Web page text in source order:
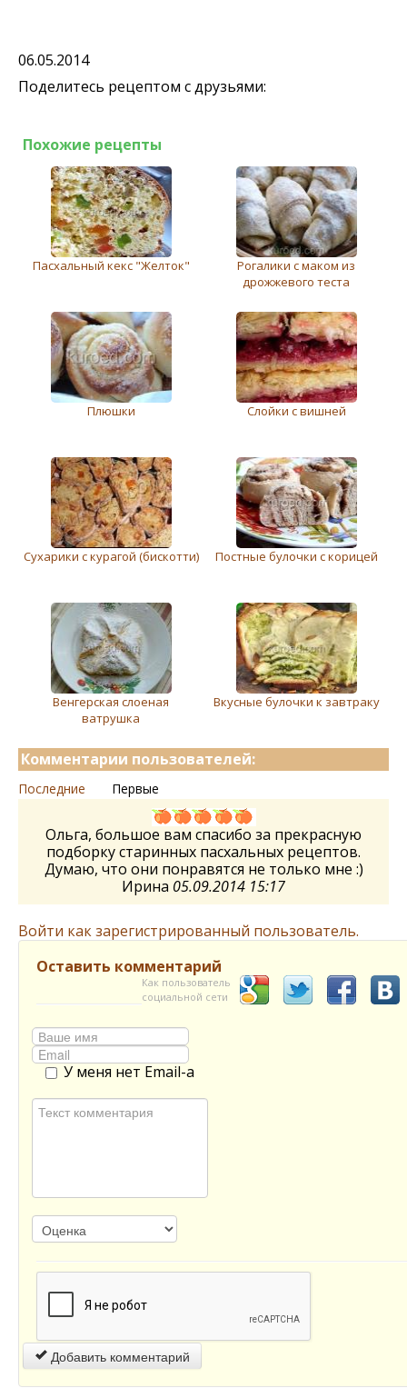
06.05.2014
Поделитесь рецептом с друзьями:
Похожие рецепты
Пасхальный кекс "Желток"
Рогалики с маком из
дрожжевого теста
Плюшки Слойки с вишней
Сухарики с курагой (бискотти) Постные булочки с корицей
Венгерская слоеная
ватрушка
Вкусные булочки к завтраку
Комментарии пользователей:
Последние Первые
Ольга, большое вам спасибо за прекрасную
подборку старинных пасхальных рецептов.
Думаю, что они понравятся не только мне :)
Ирина 05.09.2014 15:17
Войти как зарегистрированный пользователь.
Оставить комментарий
Как пользователь
социальной сети
У меня нет Email-а
Добавить комментарий